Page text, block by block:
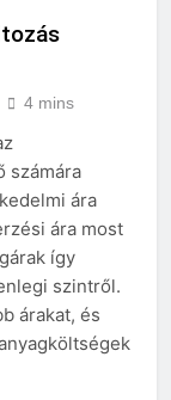
4 mins
számára
ára
ára most
így
szintről.
árakat, és